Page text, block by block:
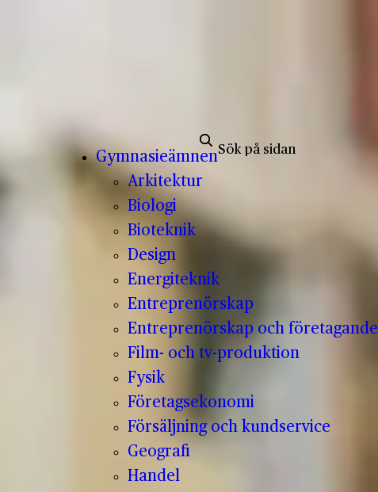
Gymnasieämnen
Arkitektur
Biologi
Bioteknik
Design
Energiteknik
Entreprenörskap
Entreprenörskap och företagande
Film- och tv-produktion
Fysik
Företagsekonomi
Försäljning och kundservice
Geografi
Handel
Sök efter: